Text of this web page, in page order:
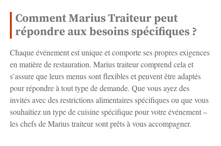
Comment Marius Traiteur peut
répondre aux besoins spécifiques ?
Chaque événement est unique et comporte ses propres exigences
en matière de restauration. Marius traiteur comprend cela et
s’assure que leurs menus sont flexibles et peuvent être adaptés
pour répondre à tout type de demande. Que vous ayez des
invités avec des restrictions alimentaires spécifiques ou que vous
souhaitiez un type de cuisine spécifique pour votre événement –
les chefs de Marius traiteur sont prêts à vous accompagner.